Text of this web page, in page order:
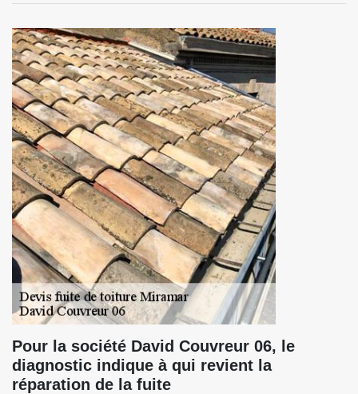
Pour la société David Couvreur 06, le
diagnostic indique à qui revient la
réparation de la fuite